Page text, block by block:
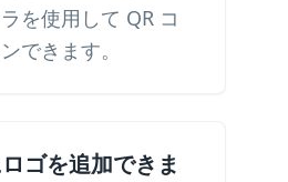
を使用して QR コ
できます。
ゴを追加できま